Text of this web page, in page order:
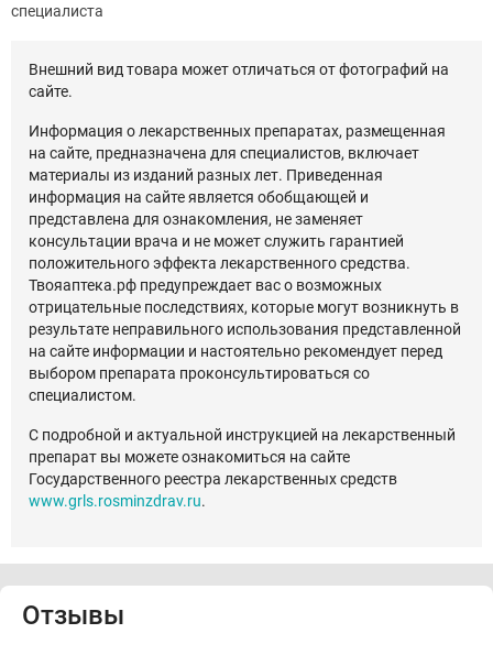
специалиста
Внешний вид товара может отличаться от фотографий на
сайте.
Информация о лекарственных препаратах, размещенная
на сайте, предназначена для специалистов, включает
материалы из изданий разных лет. Приведенная
информация на сайте является обобщающей и
представлена для ознакомления, не заменяет
консультации врача и не может служить гарантией
положительного эффекта лекарственного средства.
Твояаптека.рф предупреждает вас о возможных
отрицательные последствиях, которые могут возникнуть в
результате неправильного использования представленной
на сайте информации и настоятельно рекомендует перед
выбором препарата проконсультироваться со
специалистом.
С подробной и актуальной инструкцией на лекарственный
препарат вы можете ознакомиться на сайте
Государственного реестра лекарственных средств
www.grls.rosminzdrav.ru.
Отзывы